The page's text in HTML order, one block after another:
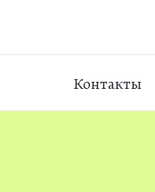
Контакты